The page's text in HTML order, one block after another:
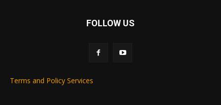
FOLLOW US
Terms and Policy Services